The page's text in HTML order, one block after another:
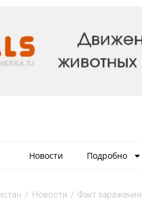
Новости Подробно
/ Новости / Факт